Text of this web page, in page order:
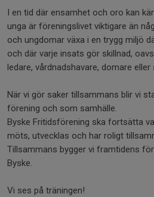
I en tid där ensamhet och oro kan
unga är föreningslivet viktigare än
och ungdomar växa i en trygg miljö
och där varje insats gör skillnad,
ledare, vårdnadshavare, domare
När vi gör saker tillsammans blir vi
förening och som samhälle.
Byske Fritidsförening ska fortsätta
möts, utvecklas och har roligt
Tillsammans bygger vi framtidens
Byske.
Vi ses på träningen!